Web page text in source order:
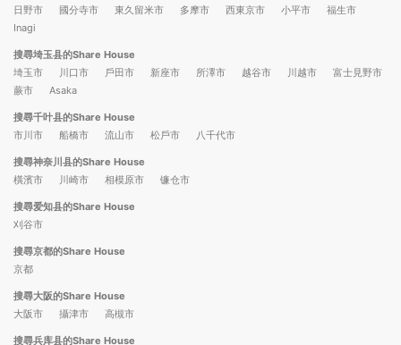
日野市
國分寺市 東久留米市 多摩市 西東京市 小平市
福生市
Inagi
搜尋埼玉县的Share House
埼玉市
川口市 戶田市 新座市 所澤市 越谷市 川越市
富士見野市
蕨市
Asaka
搜尋千叶县的Share House
市川市
船橋市 流山市 松戶市 八千代市
搜尋神奈川县的Share House
橫濱市
川崎市 相模原市 镰仓市
搜尋爱知县的Share House
刈谷市
搜尋京都的Share House
京都
搜尋大阪的Share House
大阪市
攝津市 高槻市
搜尋兵库县的Share House